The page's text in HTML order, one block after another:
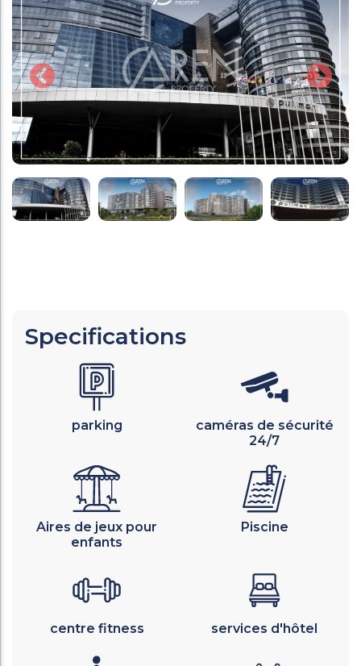
Specifications
parking
caméras de sécurité
24/7
Aires de jeux pour
enfants
Piscine
centre fitness services d'hôtel